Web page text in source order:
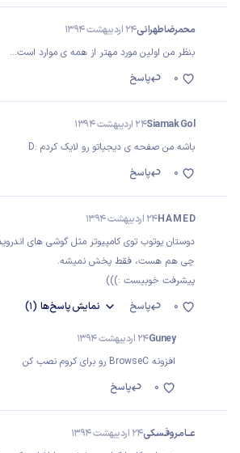
محمرضا طهرانی24 اردیبهشت 1394
بنظر من اولین مورد مهتر از همه ی موارد است...
پاسخ
0
Siamak Gol24 اردیبهشت 1394
باشه من صفحه ی دیجیاتو رو لایک کردم :D
پاسخ
0
H A M E D24 اردیبهشت 1394
دوستان یوتوب توی کامپیوتر مثل گوشی های
چی هم هست، فقط پخش نمیشه.
پیشرفت خوبیست :)))
پاسخ
نمایشپاسخ‌ها (1) 0
Guney24 اردیبهشت 1394
افزونه BrowseC رو برای کروم نصب کن
پاسخ
0
عـــامـروفـسـکی24 اردیبهشت 1394